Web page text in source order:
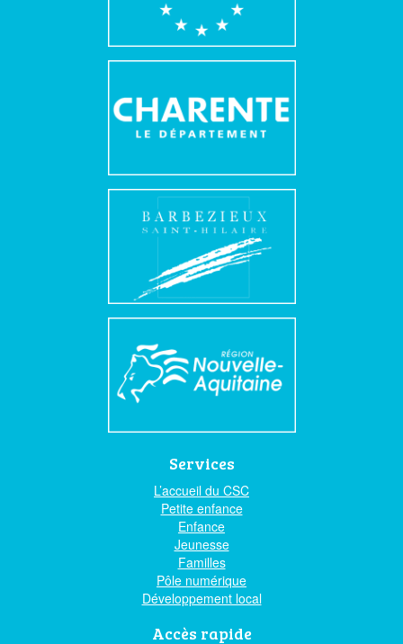
Services
L’accueil du CSC
Petite enfance
Enfance
Jeunesse
Familles
Pôle numérique
Développement local
Accès rapide